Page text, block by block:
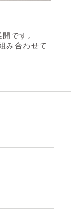
です。
み合わせて